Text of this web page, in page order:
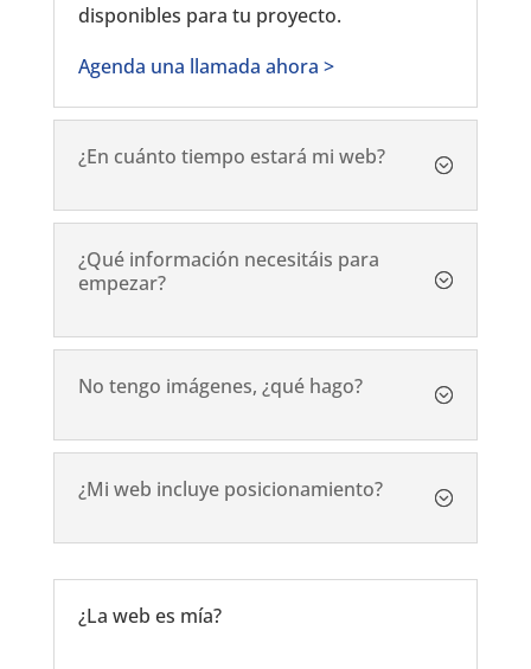
disponibles para tu proyecto.
Agenda una llamada ahora >
¿En cuánto tiempo estará mi web?
¿Qué información necesitáis para
empezar?
No tengo imágenes, ¿qué hago?
¿Mi web incluye posicionamiento?
¿La web es mía?